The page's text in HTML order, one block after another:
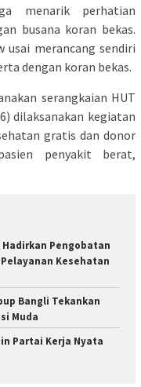
menarik perhatian
busana koran bekas.
usai merancang sendiri
dengan koran bekas.
serangkaian HUT
dilaksanakan kegiatan
gratis dan donor
penyakit berat,
Pengobatan
Kesehatan
Bangli Tekankan
Muda
Partai Kerja Nyata